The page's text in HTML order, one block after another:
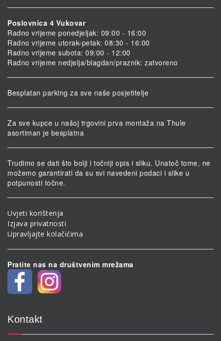
Poslovnica 4 Vukovar
Radno vrijeme ponedjeljak: 09:00 - 16:00
Radno vrijeme utorak-petak: 08:30 - 16:00
Radno vrijeme subota: 09:00 - 12:00
Radno vrijeme nedjelja/blagdan/praznik: zatvoreno
Besplatan parking za sve naše posjetitelje
Za sve kupce u našoj trgovini prva montaža na Thule
asortiman je besplatna
Trudimo se dati što bolji i točniji opis i sliku. Unatoč tome, ne
možemo garantirati da su svi navedeni podaci i slike u
potpunosti točne.
Uvjeti korištenja
Izjava privatnosti
Upravljajte kolačićima
Pratite nas na društvenim mrežama
Kontakt